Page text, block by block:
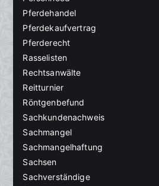
Pferdehandel
Pferdekaufvertrag
Pferderecht
Rasselisten
Rechtsanwälte
Reitturnier
Röntgenbefund
Sachkundenachweis
Sachmangel
Sachmangelhaftung
Sachsen
Sachverständige